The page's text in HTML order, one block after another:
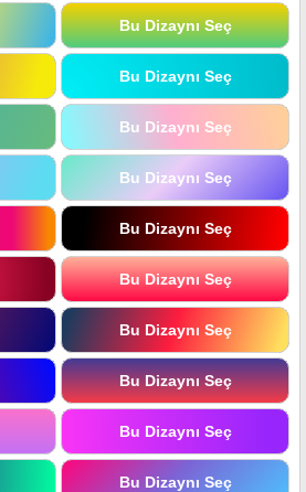
Bu Dizaynı Seç
Bu Dizaynı Seç
Bu Dizaynı Seç
Bu Dizaynı Seç
Bu Dizaynı Seç
Bu Dizaynı Seç
Bu Dizaynı Seç
Bu Dizaynı Seç
Bu Dizaynı Seç
Bu Dizaynı Seç